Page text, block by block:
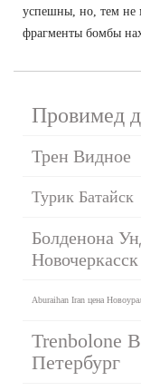
успешны, но, тем не
фрагменты бомбы
Провимед
Трен Видное
Турик Батайск
Болденона
Новочеркасск
Aburaihan Iran цена
Trenbolone
Петербург